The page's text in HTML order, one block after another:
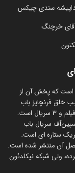
است که پخش آن از
سبب خلق فرنچایز باب
اسفنجی شلوار مکعبی شد که در حال حاضر شامل 6 فیلم و 3 سریال است.
سریال باب
ستاره ای است.
عنوان از سال 2021 آغاز شده و تاکنون 3 فصل آن منتشر شده است.
ولی شبکه نیکلدئون